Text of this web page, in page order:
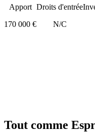
Apport
170 000 €
Droits d'entrée
N/C
Tout comme